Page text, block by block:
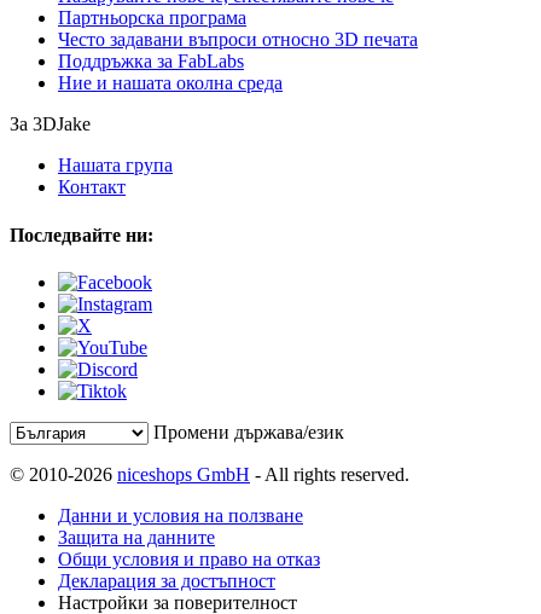
Партньорска програма
Често задавани въпроси относно 3D печата
Поддръжка за FabLabs
Ние и нашата околна среда
За 3DJake
Нашата група
Контакт
Последвайте ни:
Промени държава/език
© 2010-2026 niceshops GmbH - All rights reserved.
Данни и условия на ползване
Защита на данните
Общи условия и право на отказ
Декларация за достъпност
Настройки за поверителност